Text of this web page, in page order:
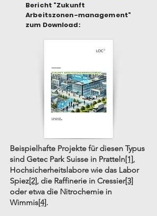
Bericht "Zukunft
Arbeitszonen-management"
zum Download:
Beispielhafte Projekte für diesen Typus
sind Getec Park Suisse in Pratteln[1],
Hochsicherheitslabore wie das Labor
Spiez[2], die Raffinerie in Cressier[3]
oder etwa die Nitrochemie in
Wimmis[4].